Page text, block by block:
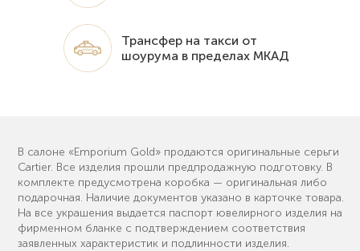
Трансфер на такси от
шоурума в пределах МКАД
В салоне «Emporium Gold» продаются оригинальные серьги
Cartier. Все изделия прошли предпродажную подготовку. В
комплекте предусмотрена коробка — оригинальная либо
подарочная. Наличие документов указано в карточке товара.
На все украшения выдается паспорт ювелирного изделия на
фирменном бланке с подтверждением соответствия
заявленных характеристик и подлинности изделия.